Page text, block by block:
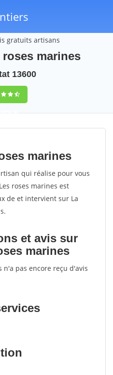
gratuits artisans
marines
13600
62
marines
qui réalise pour vous
roses marines est
de et intervient sur La
et avis sur
marines
n'a pas encore reçu d'avis